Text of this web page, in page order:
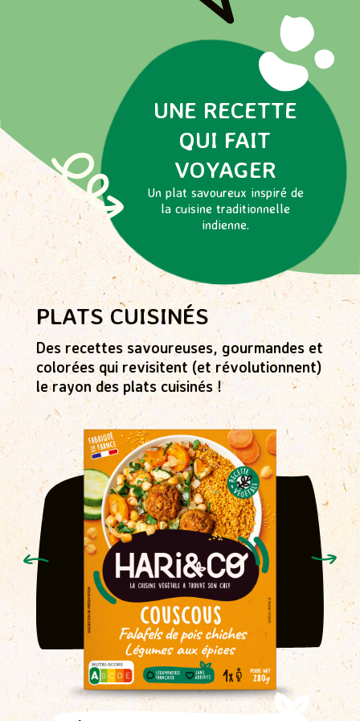
UNE RECETTE
QUI FAIT
VOYAGER
Un plat savoureux inspiré de
la cuisine traditionnelle
indienne.
PLATS CUISINÉS
Des recettes savoureuses, gourmandes et
colorées qui revisitent (et révolutionnent)
le rayon des plats cuisinés !